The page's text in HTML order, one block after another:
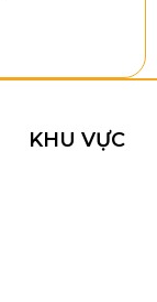
KHU VỰC